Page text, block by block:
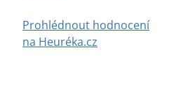
Prohlédnout hodnocení
na Heuréka.cz